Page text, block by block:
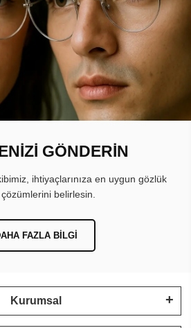
GÖNDERİN
ihtiyaçlarınıza en uygun gözlük
çözümlerini belirlesin.
FAZLA BILGI
Kurumsal